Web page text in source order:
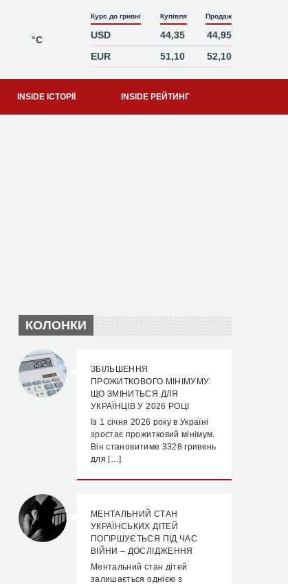
°C
Курс до гривні Купівля Продаж
USD 44,35
44,95
EUR
51,10 52,10
INSIDE ІСТОРІЇ INSIDE РЕЙТИНГ
КОЛОНКИ
ЗБІЛЬШЕННЯ
ПРОЖИТКОВОГО МІНІМУМУ:
ЩО ЗМІНИТЬСЯ ДЛЯ
УКРАЇНЦІВ У 2026 РОЦІ
Із 1 січня 2026 року в Україні
зростає прожитковий мінімум.
Він становитиме 3328 гривень
для […]
МЕНТАЛЬНИЙ СТАН
УКРАЇНСЬКИХ ДІТЕЙ
ПОГІРШУЄТЬСЯ ПІД ЧАС
ВІЙНИ – ДОСЛІДЖЕННЯ
Ментальний стан дітей
залишається однією з